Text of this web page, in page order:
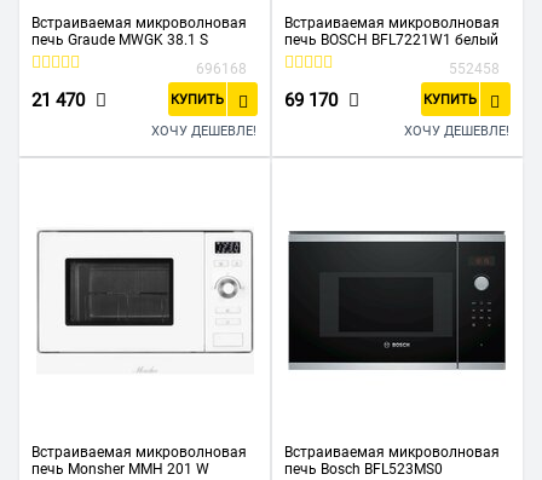
Встраиваемая микроволновая
печь Graude MWGK 38.1 S
696168
21 470 КУПИТЬ
ХОЧУ ДЕШЕВЛЕ!
Встраиваемая микроволновая
печь BOSCH BFL7221W1 белый
552458
69 170 КУПИТЬ
ХОЧУ ДЕШЕВЛЕ!
Встраиваемая микроволновая
печь Monsher MMH 201 W
Встраиваемая микроволновая
печь Bosch BFL523MS0